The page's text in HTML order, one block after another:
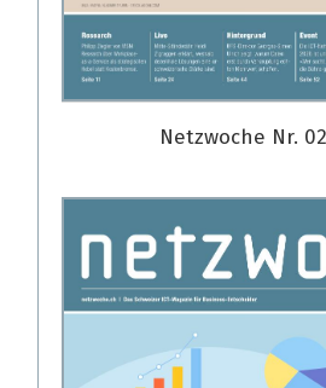
Netzwoche Nr.